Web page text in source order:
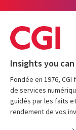
Insights you
Fondée en 1976,
de services
guidés par les faits
rendement de vos